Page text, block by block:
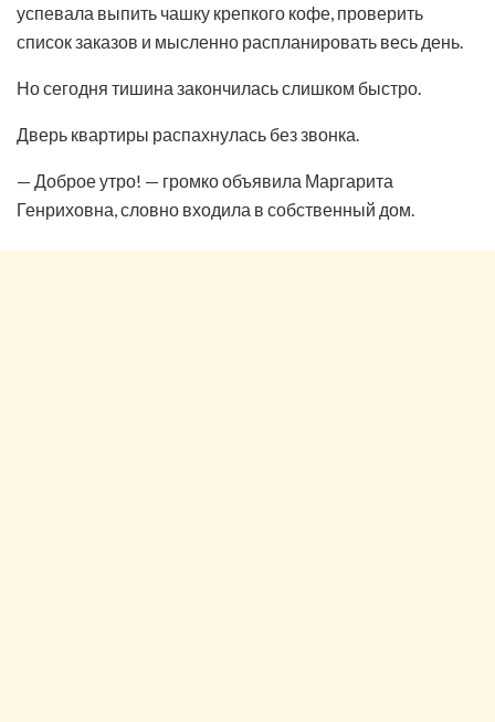
успевала выпить чашку крепкого кофе, проверить
список заказов и мысленно распланировать весь день.
Но сегодня тишина закончилась слишком быстро.
Дверь квартиры распахнулась без звонка.
— Доброе утро! — громко объявила Маргарита
Генриховна, словно входила в собственный дом.